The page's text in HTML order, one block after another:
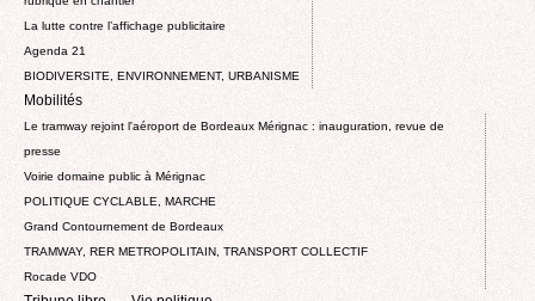
La lutte contre l’affichage publicitaire
Agenda 21
BIODIVERSITE, ENVIRONNEMENT, URBANISME
Mobilités
Le tramway rejoint l'aéroport de Bordeaux Mérignac : inauguration, revue de
presse
Voirie domaine public à Mérignac
POLITIQUE CYCLABLE, MARCHE
Grand Contournement de Bordeaux
TRAMWAY, RER METROPOLITAIN, TRANSPORT COLLECTIF
Rocade VDO